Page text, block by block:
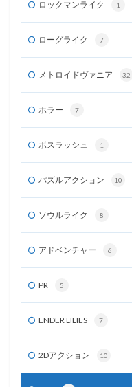
ロックマンライク 1
ローグライク 7
メトロイドヴァニア 32
ホラー 7
ボスラッシュ 1
パズルアクション 10
ソウルライク 8
アドベンチャー 6
PR 5
ENDER LILIES 7
2Dアクション 10